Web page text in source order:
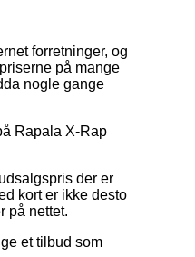
forretninger, og
på mange
nogle gange
Rapala X-Rap
der er
kort er ikke desto
på nettet.
et tilbud som